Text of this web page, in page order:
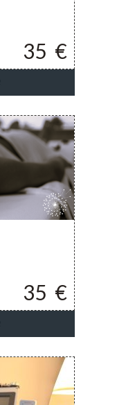
35 €
35 €